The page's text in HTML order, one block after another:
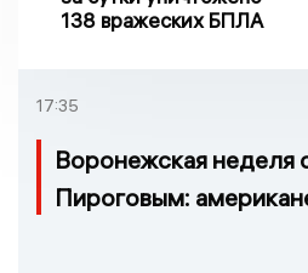
138 вражеских БПЛА
17:35
Воронежская неделя
Пироговым: